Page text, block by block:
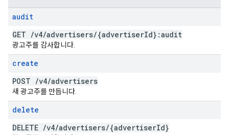
audit
GET /v4/advertisers/{advertiserId}:audit
광고주를 감사합니다.
create
POST /v4/advertisers
새 광고주를 만듭니다.
delete
DELETE /v4/advertisers/{advertiserId}